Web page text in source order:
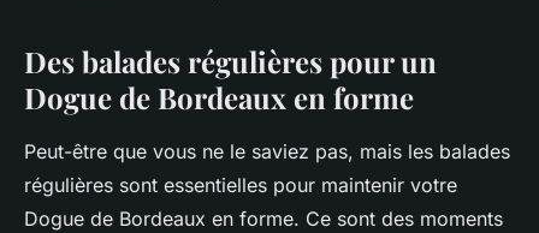
Des balades régulières pour un
Dogue de Bordeaux en forme
Peut-être que vous ne le saviez pas, mais les balades
régulières sont essentielles pour maintenir votre
Dogue de Bordeaux en forme. Ce sont des moments